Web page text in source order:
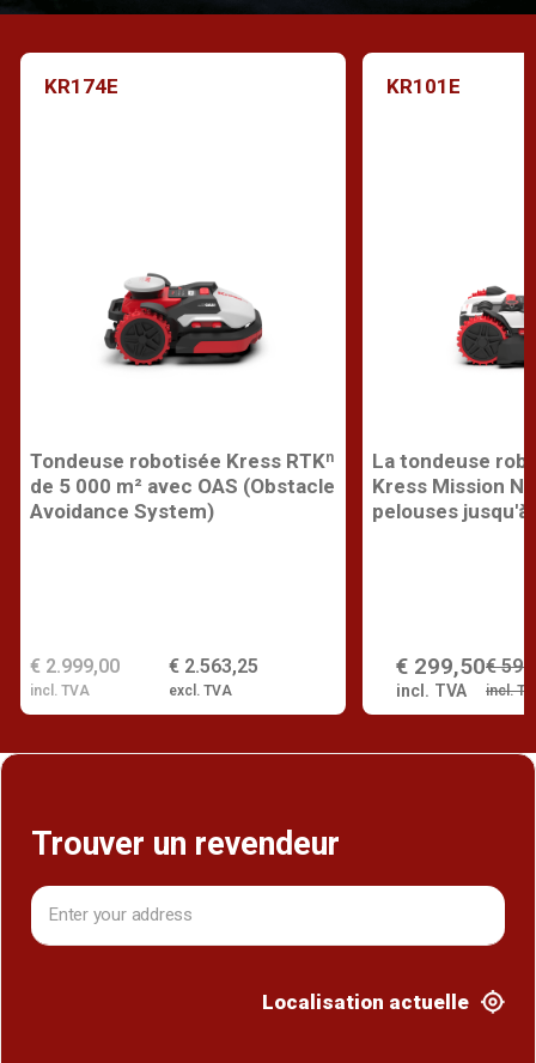
KR174E
Tondeuse robotisée Kress RTKⁿ
de 5 000 m² avec OAS (Obstacle
Avoidance System)
€ 2.563,25
excl. TVA
€ 2.999,00
incl. TVA
KR101E
La tondeuse
Kress Mission
pelouses jusqu'à
€
incl.
€ 299,50
incl. TVA
Trouver un revendeur
Localisation actuelle